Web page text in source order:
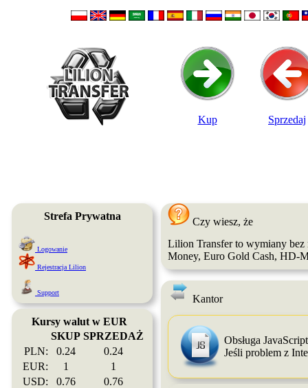
Kup Sprzedaj
Strefa Prywatna
Logowanie
Rejestracja Lilion
Support
Kursy walut w EUR
SKUP SPRZEDAŻ
PLN:
0.24
0.24
EUR:
1
1
USD:
0.76
0.76
Czy wiesz, że
Lilion Transfer to wymiany
Money, Euro Gold Cash, HD-
Kantor
Obsługa
Jeśli problem z